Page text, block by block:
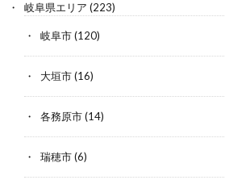
岐阜県エリア (223)
岐阜市(120)
大垣市(16)
各務原市(14)
瑞穂市(6)